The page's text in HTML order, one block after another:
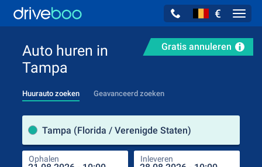
€
Gratis annuleren
Auto huren in
Tampa
Huurauto zoeken Geavanceerd zoeken
Tampa (Florida / Verenigde Staten)
Ophalen Inleveren